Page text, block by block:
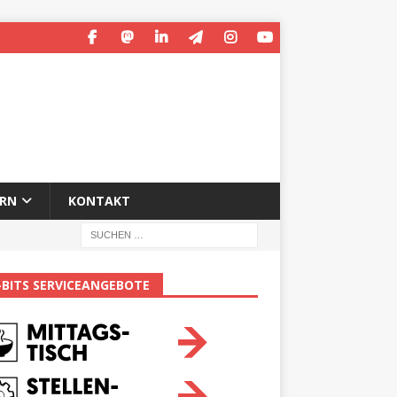
KONTAKT
SERVICEANGEBOTE